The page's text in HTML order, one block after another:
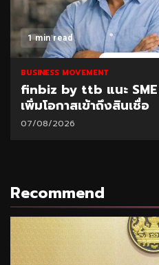
1 min read
BUSINESS MOVEMENT
finbiz by ttb แนะ
เพิ่มโอกาสเข้าถึงสินเชื่อ
07/08/2026
Recommend